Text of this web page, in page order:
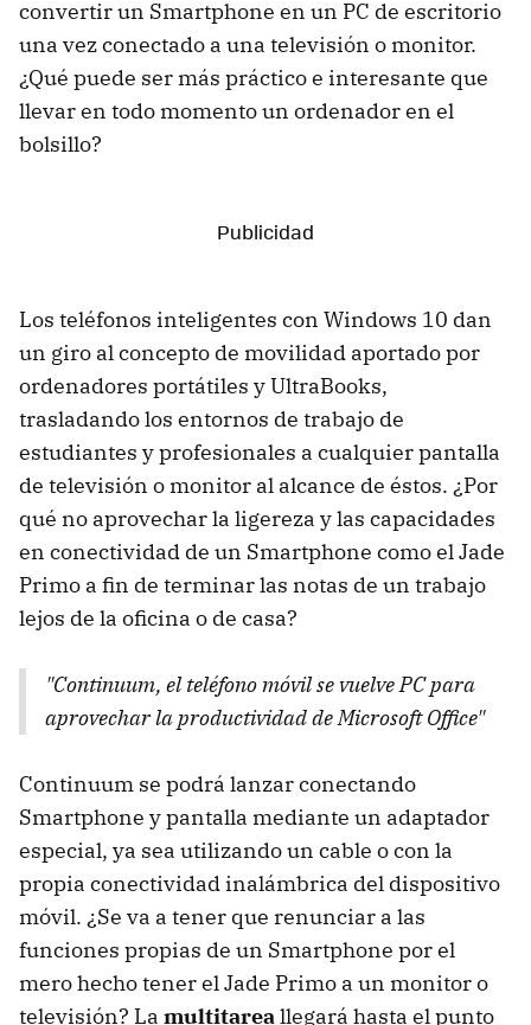
convertir un Smartphone en un PC de escritorio
una vez conectado a una televisión o monitor.
¿Qué puede ser más práctico e interesante que
llevar en todo momento un ordenador en el
bolsillo?
Los teléfonos inteligentes con Windows 10 dan
un giro al concepto de movilidad aportado por
ordenadores portátiles y UltraBooks,
trasladando los entornos de trabajo de
estudiantes y profesionales a cualquier pantalla
de televisión o monitor al alcance de éstos. ¿Por
qué no aprovechar la ligereza y las capacidades
en conectividad de un Smartphone como el Jade
Primo a fin de terminar las notas de un trabajo
lejos de la oficina o de casa?
"Continuum, el teléfono móvil se vuelve PC para
aprovechar la productividad de Microsoft Office"
Continuum se podrá lanzar conectando
Smartphone y pantalla mediante un adaptador
especial, ya sea utilizando un cable o con la
propia conectividad inalámbrica del dispositivo
móvil. ¿Se va a tener que renunciar a las
funciones propias de un Smartphone por el
mero hecho tener el Jade Primo a un monitor o
televisión? La multitareallegará hasta el punto